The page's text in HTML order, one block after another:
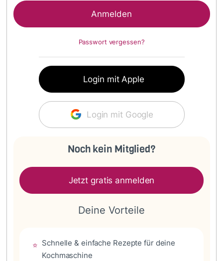
Passwort vergessen?
Login mit Apple
Login mit Google
Noch kein Mitglied?
Jetzt gratis anmelden
Deine Vorteile
⭐ Schnelle & einfache Rezepte für deine
Kochmaschine